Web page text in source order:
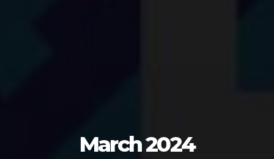
March 2024